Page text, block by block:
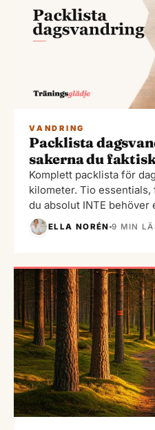
VANDRING
Packlista
sakerna du
Komplett packlista för
kilometer. Tio
du absolut INTE
ELLA NORÉN 9 MIN